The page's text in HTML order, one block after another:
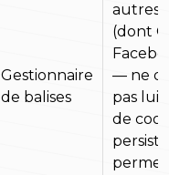
Gestionnaire
de balises
autres
(dont
— ne
pas
de